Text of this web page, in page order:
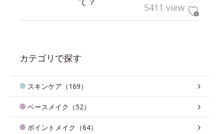
5411 view
カテゴリで探す
スキンケア（169）
ベースメイク（52）
ポイントメイク（64）